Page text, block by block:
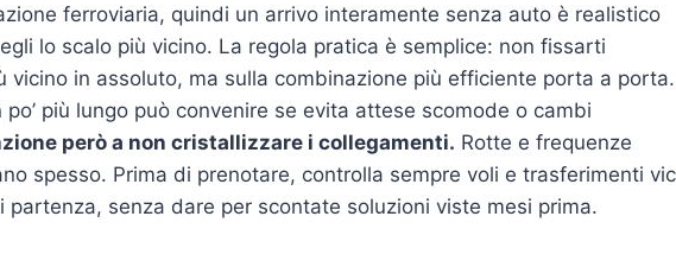
ferroviaria, quindi un arrivo interamente senza auto è realistico
lo scalo più vicino. La regola pratica è semplice: non fissarti
vicino in assoluto, ma sulla combinazione più efficiente porta a
più lungo può convenire se evita attese scomode o cambi
però a non cristallizzare i collegamenti. Rotte e frequenze
spesso. Prima di prenotare, controlla sempre voli e trasferimenti
partenza, senza dare per scontate soluzioni viste mesi prima.